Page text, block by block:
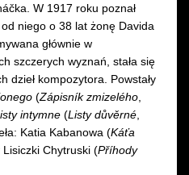
W 1917 roku poznał
niego o 38 lat żonę Davida
głównie w
szczerych wyznań, stała się
dzieł kompozytora. Powstały
(Zápisník zmizelého
intymne (Listy důvěrné
Katia Kabanowa (Káťa
Lisiczki Chytruski (Příhody